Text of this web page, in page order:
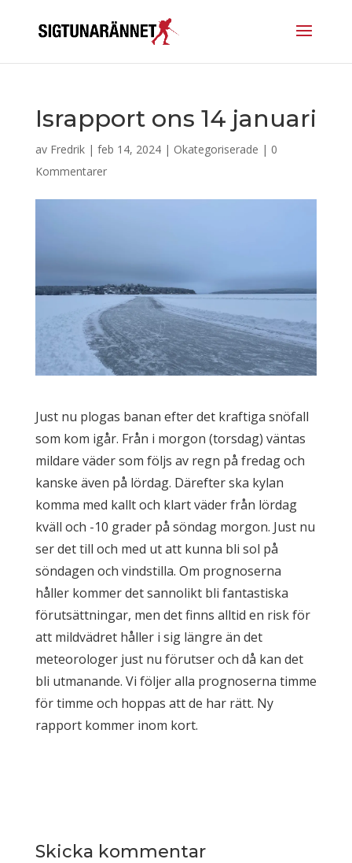
Israpport ons 14 januari
av Fredrik| feb 14, 2024| Okategoriserade | 0
Kommentarer
Just nu plogas banan efter det kraftiga snöfall
som kom igår. Från i morgon (torsdag) väntas
mildare väder som följs av regn på fredag och
kanske även på lördag. Därefter ska kylan
komma med kallt och klart väder från lördag
kväll och -10 grader på söndag morgon. Just nu
ser det till och med ut att kunna bli sol på
söndagen och vindstilla. Om prognoserna
håller kommer det sannolikt bli fantastiska
förutsättningar, men det finns alltid en risk för
att mildvädret håller i sig längre än det
meteorologer just nu förutser och då kan det
bli utmanande. Vi följer alla prognoserna timme
för timme och hoppas att de har rätt. Ny
rapport kommer inom kort.
Skicka kommentar